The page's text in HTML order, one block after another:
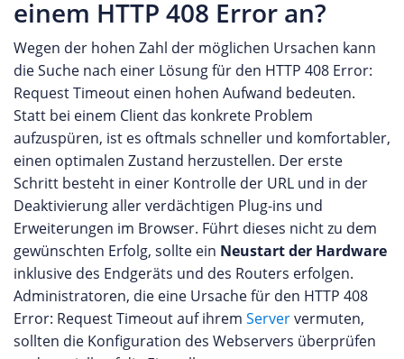
einem HTTP 408 Error an?
Wegen der hohen Zahl der möglichen Ursachen kann
die Suche nach einer Lösung für den HTTP 408 Error:
Request Timeout einen hohen Aufwand bedeuten.
Statt bei einem Client das konkrete Problem
aufzuspüren, ist es oftmals schneller und komfortabler,
einen optimalen Zustand herzustellen. Der erste
Schritt besteht in einer Kontrolle der URL und in der
Deaktivierung aller verdächtigen Plug-ins und
Erweiterungen im Browser. Führt dieses nicht zu dem
gewünschten Erfolg, sollte ein Neustart der Hardware
inklusive des Endgeräts und des Routers erfolgen.
Administratoren, die eine Ursache für den HTTP 408
Error: Request Timeout auf ihrem Serververmuten,
sollten die Konfiguration des Webservers überprüfen